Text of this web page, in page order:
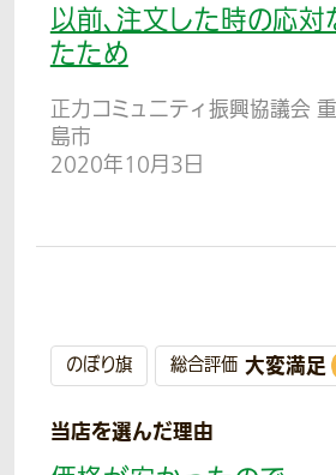
以前、注文した時の応
たため
正力コミュニティ振興協議会
島市
2020年10月3日
のぼり旗 総合評価 大変満足
当店を選んだ理由